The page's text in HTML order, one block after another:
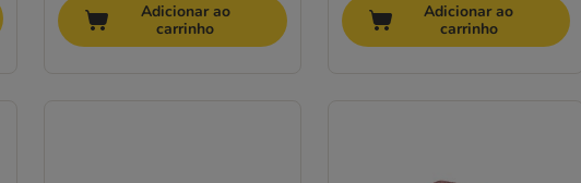
Adicionar ao
carrinho
Adicionar ao
carrinho